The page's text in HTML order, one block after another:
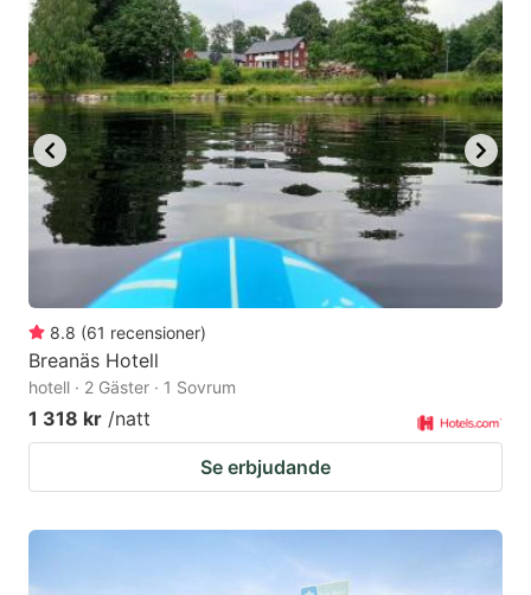
8.8 (61 recensioner)
Breanäs Hotell
hotell · 2 Gäster · 1 Sovrum
1 318 kr /natt
Se erbjudande